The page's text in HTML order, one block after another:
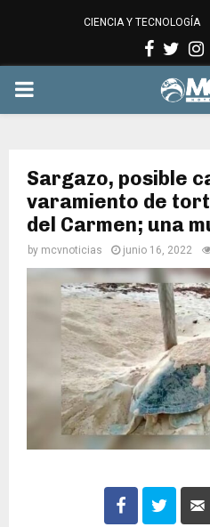
CIENCIA Y TECNOLOGÍA
PRIMARY
Sargazo, posible
varamiento de
del Carmen; una
by mcvnoticias junio 16, 2022